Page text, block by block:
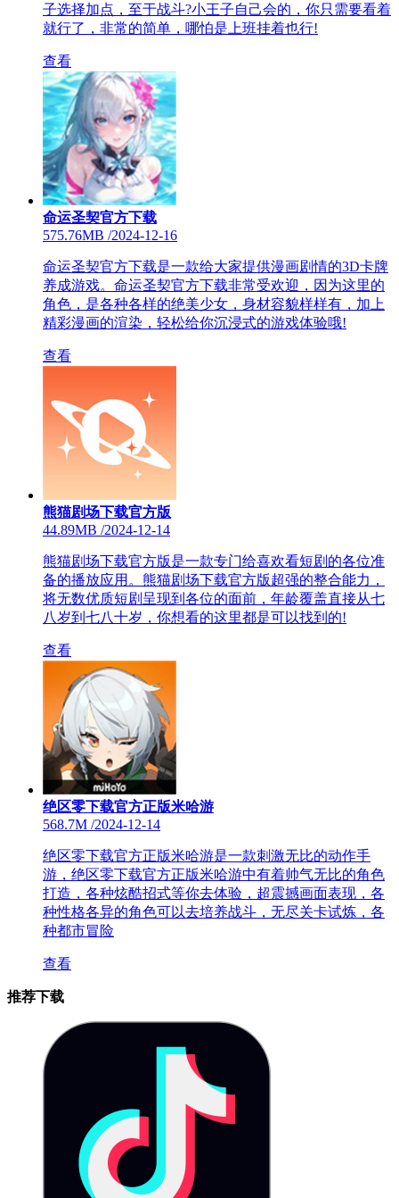
子选择加点，至于战斗?小王子自己会的，你只需要看着
就行了，非常的简单，哪怕是上班挂着也行!
查看
命运圣契官方下载
575.76MB /2024-12-16
命运圣契官方下载是一款给大家提供漫画剧情的3D卡牌
养成游戏。命运圣契官方下载非常受欢迎，因为这里的
角色，是各种各样的绝美少女，身材容貌样样有，加上
精彩漫画的渲染，轻松给你沉浸式的游戏体验哦!
查看
熊猫剧场下载官方版
44.89MB /2024-12-14
熊猫剧场下载官方版是一款专门给喜欢看短剧的各位准
备的播放应用。熊猫剧场下载官方版超强的整合能力，
将无数优质短剧呈现到各位的面前，年龄覆盖直接从七
八岁到七八十岁，你想看的这里都是可以找到的!
查看
绝区零下载官方正版米哈游
568.7M /2024-12-14
绝区零下载官方正版米哈游是一款刺激无比的动作手
游，绝区零下载官方正版米哈游中有着帅气无比的角色
打造，各种炫酷招式等你去体验，超震撼画面表现，各
种性格各异的角色可以去培养战斗，无尽关卡试炼，各
种都市冒险
查看
推荐下载